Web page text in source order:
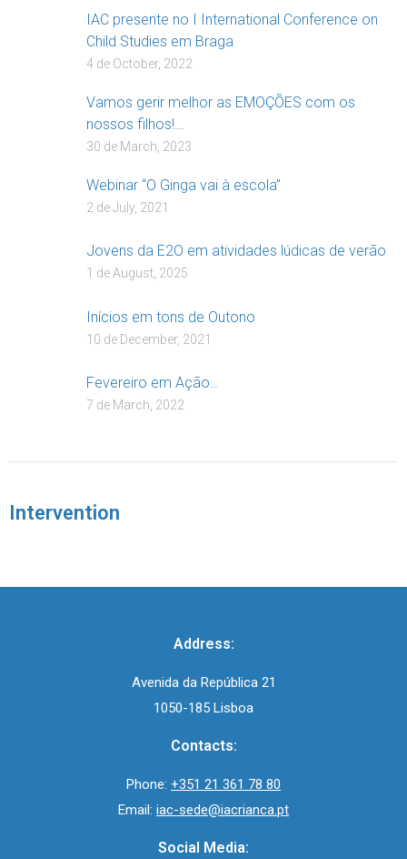
IAC presente no I International Conference on
Child Studies em Braga
4 de October, 2022
Vamos gerir melhor as EMOÇÕES com os
nossos filhos!…
30 de March, 2023
Webinar “O Ginga vai à escola”
2 de July, 2021
Jovens da E2O em atividades lúdicas de verão
1 de August, 2025
Inícios em tons de Outono
10 de December, 2021
Fevereiro em Ação…
7 de March, 2022
Intervention
Address:
Avenida da República 21
1050-185 Lisboa
Contacts:
Phone: +351 21 361 78 80
Email: iac-sede@iacrianca.pt
Social Media: